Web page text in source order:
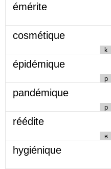
émérite
cosmétique
k
épidémique
p
pandémique
p
réédite
ʁ
hygiénique